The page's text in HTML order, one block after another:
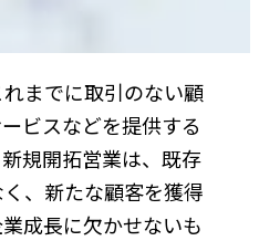
までに取引のない顧
ビスなどを提供する
規開拓営業は、既存
、新たな顧客を獲得
成長に欠かせないも